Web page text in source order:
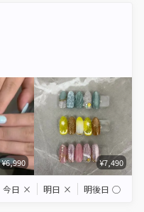
¥6,990 ¥7,490
今日 × 明日 × 明後日 ◯